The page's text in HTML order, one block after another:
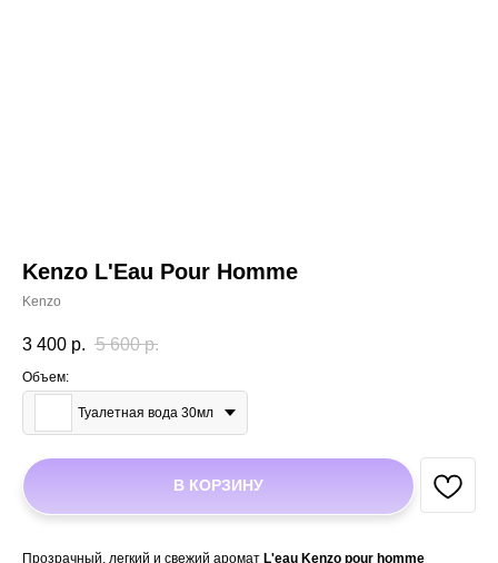
Kenzo L'Eau Pour Homme
Kenzo
3 400 р. 5 600 р.
Объем:
Туалетная вода 30мл
В КОРЗИНУ
Прозрачный, легкий и свежий аромат L'eau Kenzo pour homme